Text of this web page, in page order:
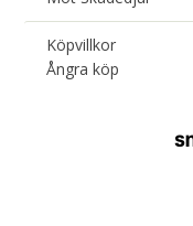
Köpvillkor
Ångra köp